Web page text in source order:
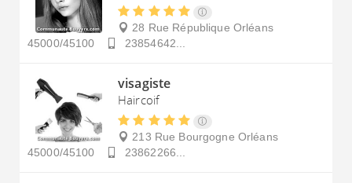
28 Rue République Orléans
45000/45100
23854642...
visagiste
Haircoif
213 Rue Bourgogne Orléans
45000/45100
23862266...